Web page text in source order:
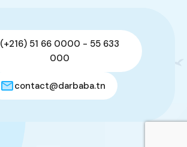
(+216) 51 66 0000 - 55 633
000
contact@darbaba.tn